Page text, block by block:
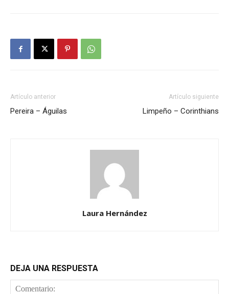
Artículo anterior
Pereira – Águilas
Artículo siguiente
Limpeño – Corinthians
Laura Hernández
DEJA UNA RESPUESTA